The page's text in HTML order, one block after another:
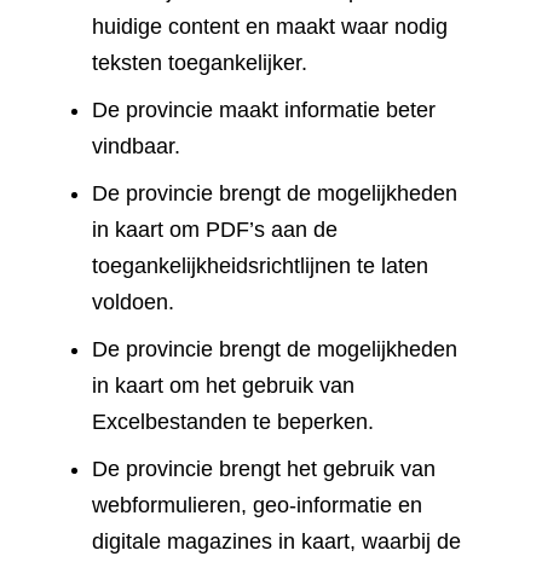
huidige content en maakt waar nodig
teksten toegankelijker.
De provincie maakt informatie beter
vindbaar.
De provincie brengt de mogelijkheden
in kaart om PDF’s aan de
toegankelijkheidsrichtlijnen te laten
voldoen.
De provincie brengt de mogelijkheden
in kaart om het gebruik van
Excelbestanden te beperken.
De provincie brengt het gebruik van
webformulieren, geo-informatie en
digitale magazines in kaart, waarbij de